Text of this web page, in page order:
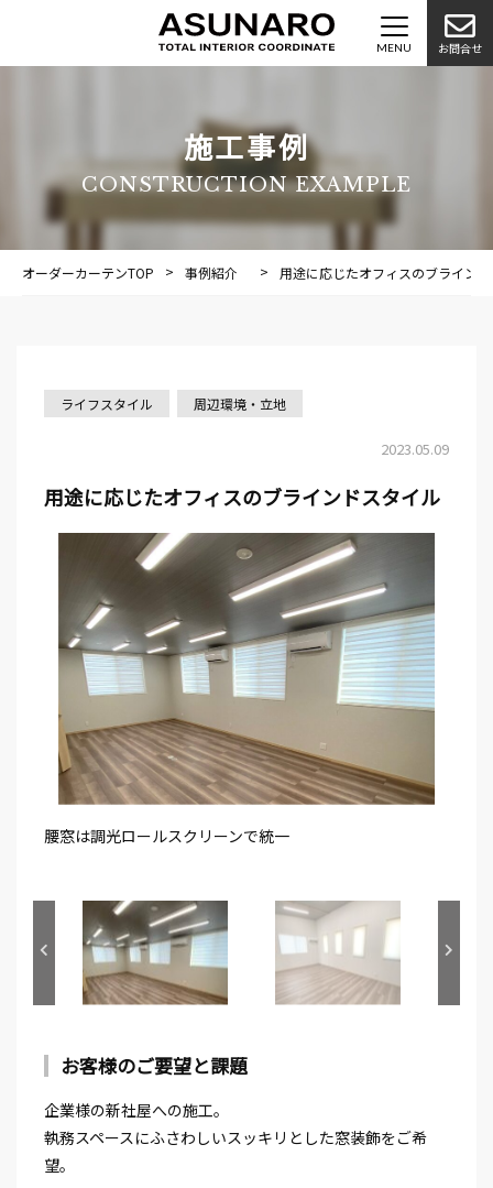
お問合せ
施工事例
CONSTRUCTION EXAMPLE
オーダーカーテンTOP 事例紹介 施工事例
用途に応じたオフィスのブライン
ライフスタイル 周辺環境・立地
2023.05.09
用途に応じたオフィスのブラインドスタイル
腰窓は調光ロールスクリーンで統一
お客様のご要望と課題
企業様の新社屋への施工。
執務スペースにふさわしいスッキリとした窓装飾をご希
望。